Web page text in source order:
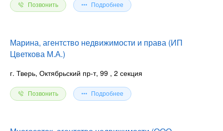
Позвонить Подробнее
Марина, агентство недвижимости и права (ИП
Цветкова М.А.)
г. Тверь, Октябрьский пр-т, 99 , 2 секция
Позвонить Подробнее